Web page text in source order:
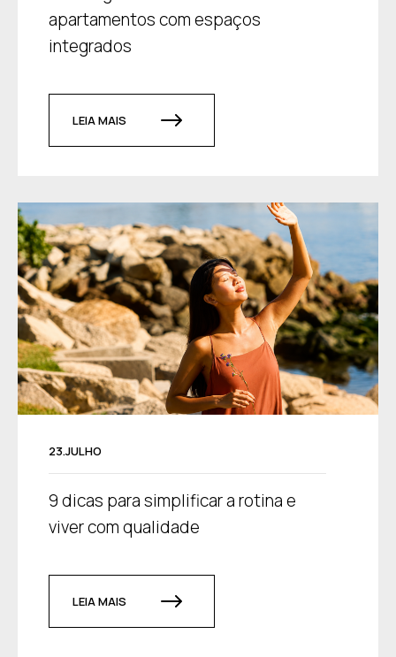
apartamentos com espaços
integrados
LEIA MAIS
23.JULHO
9 dicas para simplificar a rotina e
viver com qualidade
LEIA MAIS